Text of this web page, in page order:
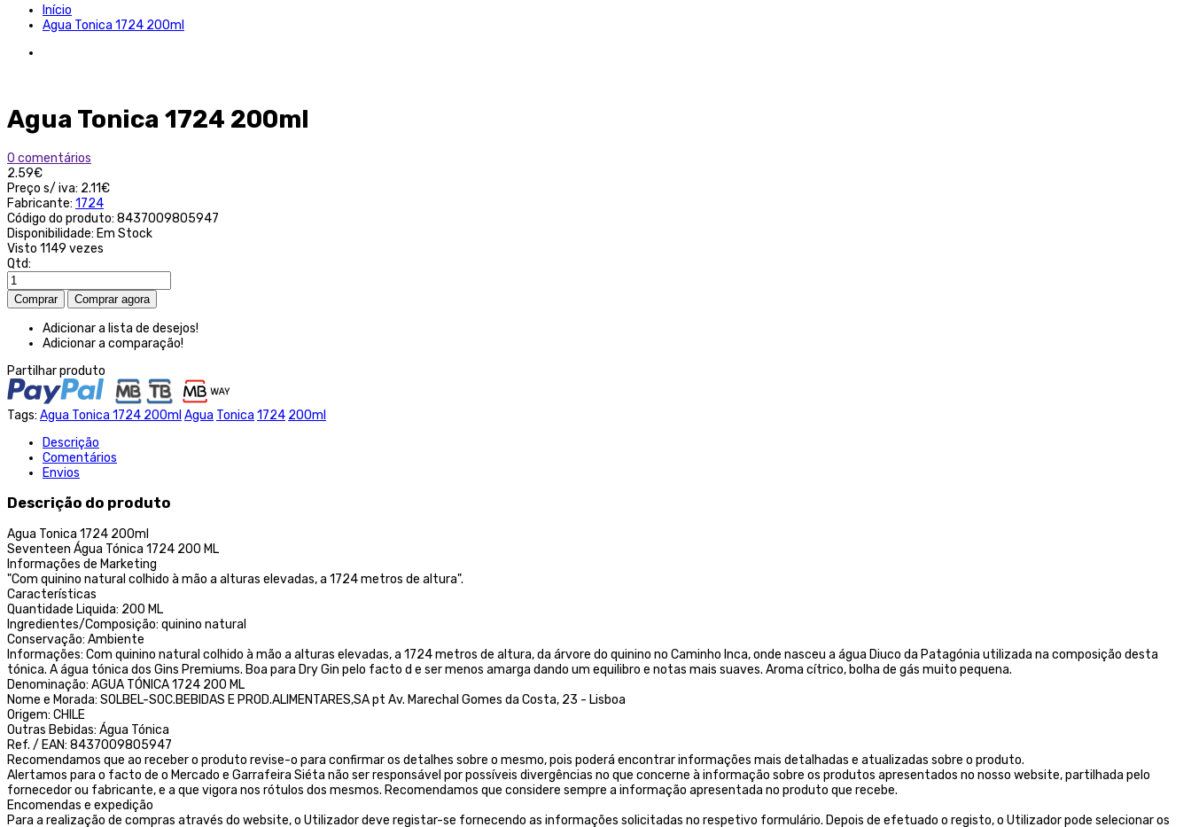
Início
Agua Tonica 1724 200ml
Agua Tonica 1724 200ml
0 comentários
2.59€
Preço s/ iva: 2.11€
Fabricante: 1724
Código do produto: 8437009805947
Disponibilidade: Em Stock
Visto 1149 vezes
Qtd:
Adicionar a lista de desejos!
Adicionar a comparação!
Partilhar produto
Tags: Agua Tonica 1724 200ml Agua Tonica 1724 200ml
Descrição
Comentários
Envios
Descrição do produto
Agua Tonica 1724 200ml
Seventeen Água Tónica 1724 200 ML
Informações de Marketing
"Com quinino natural colhido à mão a alturas elevadas, a 1724 metros de altura".
Características
Quantidade Liquida: 200 ML
Ingredientes/Composição: quinino natural
Conservação: Ambiente
Informações: Com quinino natural colhido à mão a alturas elevadas, a 1724 metros de altura, da árvore do quinino no Caminho Inca, onde nasceu a água Diuco da Patagónia utilizada na composição desta
tónica. A água tónica dos Gins Premiums. Boa para Dry Gin pelo facto d e ser menos amarga dando um equilibro e notas mais suaves. Aroma cítrico, bolha de gás muito pequena.
Denominação: AGUA TÓNICA 1724 200 ML
Nome e Morada: SOLBEL-SOC.BEBIDAS E PROD.ALIMENTARES,SA pt Av. Marechal Gomes da Costa, 23 - Lisboa
Origem: CHILE
Outras Bebidas: Água Tónica
Ref. / EAN: 8437009805947
Recomendamos que ao receber o produto revise-o para confirmar os detalhes sobre o mesmo, pois poderá encontrar informações mais detalhadas e atualizadas sobre o produto.
Alertamos para o facto de o Mercado e Garrafeira Siéta não ser responsável por possíveis divergências no que concerne à informação sobre os produtos apresentados no nosso website, partilhada pelo
fornecedor ou fabricante, e a que vigora nos rótulos dos mesmos. Recomendamos que considere sempre a informação apresentada no produto que recebe.
Encomendas e expedição
Para a realização de compras através do website, o Utilizador deve registar-se fornecendo as informações solicitadas no respetivo formulário. Depois de efetuado o registo, o Utilizador pode selecionar os